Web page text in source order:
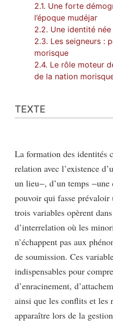
2.1. Une forte
l’époque mudéjar
2.2. Une identité
2.3. Les seigneurs :
morisque
2.4. Le rôle moteur
de la nation
TEXTE
La formation des identités
relation avec l’existence
un lieu‒, d’un temps
pouvoir qui fasse
trois variables opèrent dans
d’interrelation où les
n’échappent pas aux
de soumission. Ces
indispensables pour
d’enracinement,
ainsi que les conflits et les
apparaître lors de la